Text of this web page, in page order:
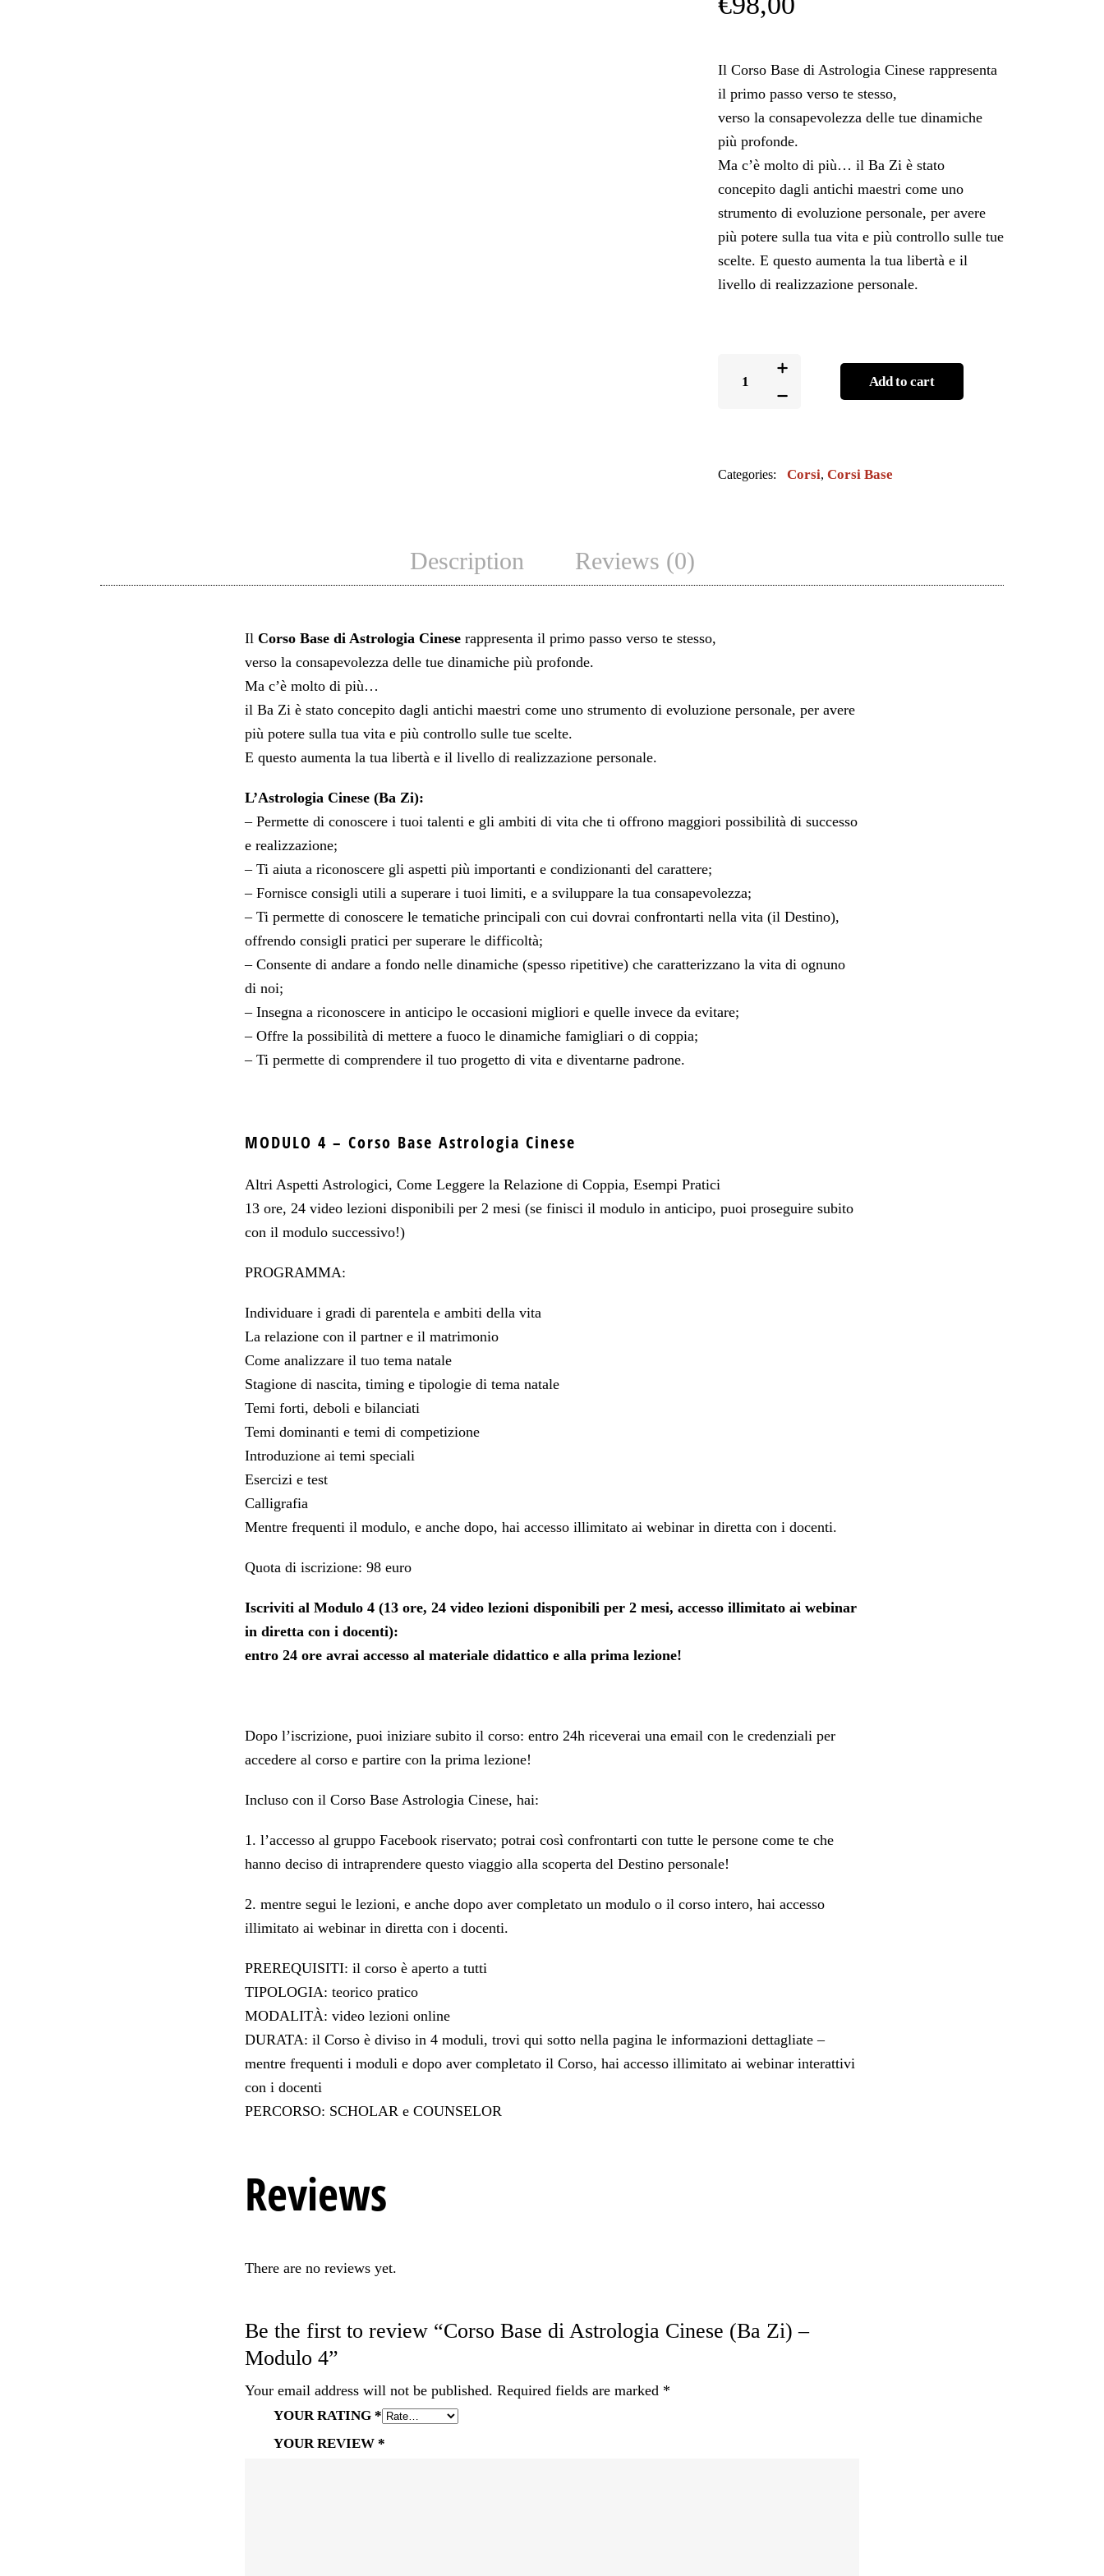
Il Corso Base di Astrologia Cinese rappresenta
il primo passo verso te stesso,
verso la consapevolezza delle tue dinamiche
più profonde.
Ma c’è molto di più… il Ba Zi è stato
concepito dagli antichi maestri come uno
strumento di evoluzione personale, per avere
più potere sulla tua vita e più controllo sulle tue
scelte. E questo aumenta la tua libertà e il
livello di realizzazione personale.
BASE
Add to cart
Categories: Corsi, Corsi Base
Description Reviews (0)
Il Corso Base di Astrologia Cinese rappresenta il primo passo verso te stesso,
verso la consapevolezza delle tue dinamiche più profonde.
Ma c’è molto di più…
il Ba Zi è stato concepito dagli antichi maestri come uno strumento di evoluzione personale, per avere
più potere sulla tua vita e più controllo sulle tue scelte.
E questo aumenta la tua libertà e il livello di realizzazione personale.
L’Astrologia Cinese (Ba Zi):
– Permette di conoscere i tuoi talenti e gli ambiti di vita che ti offrono maggiori possibilità di successo
e realizzazione;
– Ti aiuta a riconoscere gli aspetti più importanti e condizionanti del carattere;
– Fornisce consigli utili a superare i tuoi limiti, e a sviluppare la tua consapevolezza;
– Ti permette di conoscere le tematiche principali con cui dovrai confrontarti nella vita (il Destino),
offrendo consigli pratici per superare le difficoltà;
– Consente di andare a fondo nelle dinamiche (spesso ripetitive) che caratterizzano la vita di ognuno
di noi;
– Insegna a riconoscere in anticipo le occasioni migliori e quelle invece da evitare;
– Offre la possibilità di mettere a fuoco le dinamiche famigliari o di coppia;
– Ti permette di comprendere il tuo progetto di vita e diventarne padrone.
MODULO 4 – Corso Base Astrologia Cinese
Altri Aspetti Astrologici, Come Leggere la Relazione di Coppia, Esempi Pratici
13 ore, 24 video lezioni disponibili per 2 mesi (se finisci il modulo in anticipo, puoi proseguire subito
con il modulo successivo!)
PROGRAMMA:
Individuare i gradi di parentela e ambiti della vita
La relazione con il partner e il matrimonio
Come analizzare il tuo tema natale
Stagione di nascita, timing e tipologie di tema natale
Temi forti, deboli e bilanciati
Temi dominanti e temi di competizione
Introduzione ai temi speciali
Esercizi e test
Calligrafia
Mentre frequenti il modulo, e anche dopo, hai accesso illimitato ai webinar in diretta con i docenti.
Quota di iscrizione: 98 euro
Iscriviti al Modulo 4 (13 ore, 24 video lezioni disponibili per 2 mesi, accesso illimitato ai webinar
in diretta con i docenti):
entro 24 ore avrai accesso al materiale didattico e alla prima lezione!
Dopo l’iscrizione, puoi iniziare subito il corso: entro 24h riceverai una email con le credenziali per
accedere al corso e partire con la prima lezione!
Incluso con il Corso Base Astrologia Cinese, hai:
1. l’accesso al gruppo Facebook riservato; potrai così confrontarti con tutte le persone come te che
hanno deciso di intraprendere questo viaggio alla scoperta del Destino personale!
2. mentre segui le lezioni, e anche dopo aver completato un modulo o il corso intero, hai accesso
illimitato ai webinar in diretta con i docenti.
PREREQUISITI: il corso è aperto a tutti
TIPOLOGIA: teorico pratico
MODALITÀ: video lezioni online
DURATA: il Corso è diviso in 4 moduli, trovi qui sotto nella pagina le informazioni dettagliate –
mentre frequenti i moduli e dopo aver completato il Corso, hai accesso illimitato ai webinar interattivi
con i docenti
PERCORSO: SCHOLAR e COUNSELOR
Reviews
There are no reviews yet.
Be the first to review “Corso Base di Astrologia Cinese (Ba Zi) –
Modulo 4”
Your email address will not be published. Required fields are marked *
YOUR RATING *
YOUR REVIEW *